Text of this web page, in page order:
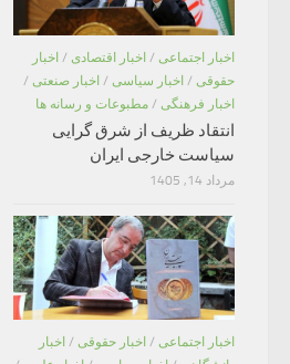
اخبار اجتماعی / اخبار اقتصادی / اخبار
حقوقی / اخبار سیاسی / اخبار صنعتی /
اخبار فرهنگی / مطبوعات و رسانه ها
انتقاد ظریف از شرق گرایی
سیاست خارجی ایران
مرداد 14, 1405
اخبار اجتماعی / اخبار حقوقی / اخبار